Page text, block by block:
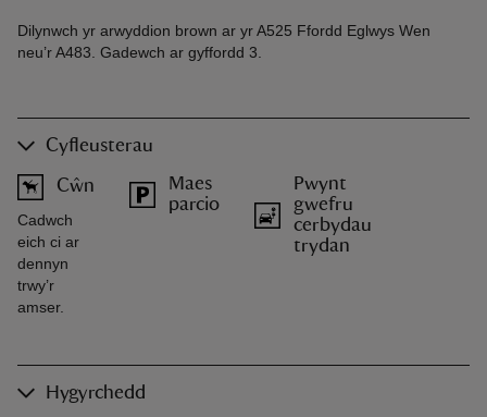
Dilynwch yr arwyddion brown ar yr A525 Ffordd Eglwys Wen
neu’r A483. Gadewch ar gyffordd 3.
Cyfleusterau
Cŵn
Cadwch
eich ci ar
dennyn
trwy’r
amser.
Maes
parcio
Pwynt
gwefru
cerbydau
trydan
Hygyrchedd